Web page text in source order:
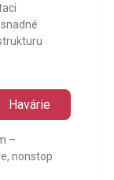
Havárie
–
nonstop